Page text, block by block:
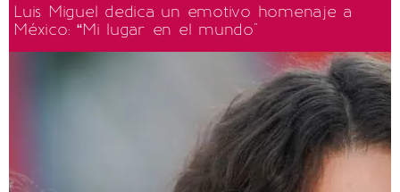
Luis Miguel dedica un emotivo homenaje a
México: “Mi lugar en el mundo"